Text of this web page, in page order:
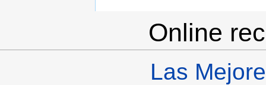
Online
Las